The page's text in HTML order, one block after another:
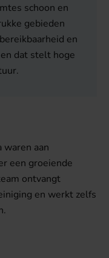
schoon en
gebieden
en
dat stelt hoge
waren aan
een groeiende
ontvangt
en werkt zelfs